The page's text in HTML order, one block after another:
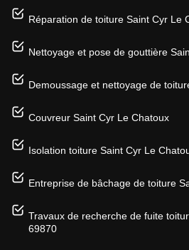
Réparation de toiture Saint Cyr Le
Nettoyage et pose de gouttière
Demoussage et nettoyage de
Couvreur Saint Cyr Le Chatoux
Isolation toiture Saint Cyr Le
Entreprise de bâchage de toiture
Travaux de recherche de fuite
69870